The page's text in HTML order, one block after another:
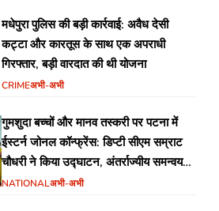
मधेपुरा पुलिस की बड़ी कार्रवाई: अवैध देसी
कट्टा और कारतूस के साथ एक अपराधी
गिरफ्तार, बड़ी वारदात की थी योजना
CRIMEअभी-अभी
गुमशुदा बच्चों और मानव तस्करी पर पटना में
ईस्टर्न जोनल कॉन्फ्रेंस: डिप्टी सीएम सम्राट
चौधरी ने किया उद्घाटन, अंतर्राज्यीय समन्वय
पर जोर
NATIONALअभी-अभी